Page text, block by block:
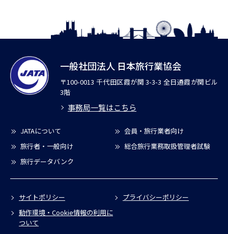
一般社団法人 日本旅行業協会
〒100-0013 千代田区霞が関 3-3-3 全日通霞が関ビル
3階
事務局一覧はこちら
JATAについて
会員・旅行業者向け
旅行者・一般向け
総合旅行業務取扱管理者試験
旅行データバンク
サイトポリシー
プライバシーポリシー
動作環境・Cookie情報の利用に
ついて